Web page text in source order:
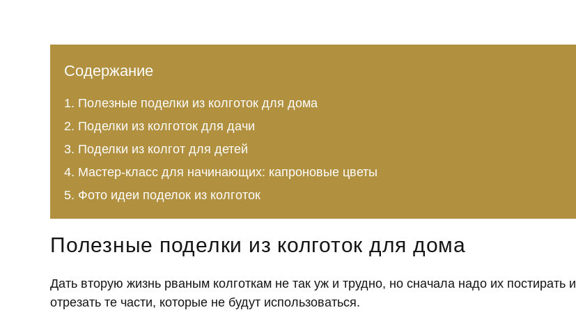
Содержание
Полезные поделки из колготок для дома
Поделки из колготок для дачи
Поделки из колгот для детей
Мастер-класс для начинающих: капроновые цветы
Фото идеи поделок из колготок
Полезные поделки из колготок для дома
Дать вторую жизнь рваным колготкам не так уж и трудно, но сначала надо их постирать и
отрезать те части, которые не будут использоваться.